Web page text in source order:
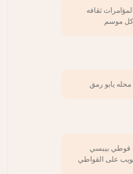
ثقافه
كل موسم
محله يابو رمق
قوطي بيبسي
على القواطي